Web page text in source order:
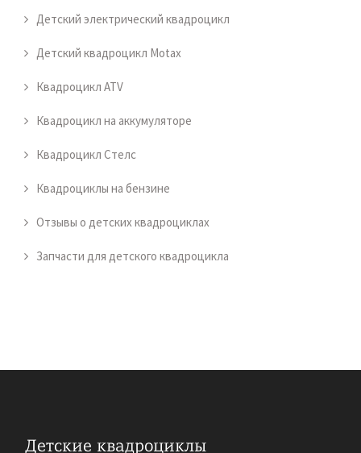
Детский электрический квадроцикл
Детский квадроцикл Motax
Квадроцикл ATV
Квадроцикл на аккумуляторе
Квадроцикл Стелс
Квадроциклы на бензине
Отзывы о детских квадроциклах
Запчасти для детского квадроцикла